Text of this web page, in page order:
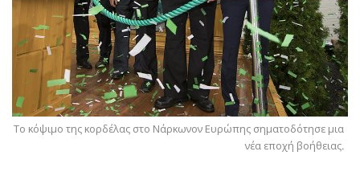
Το κόψιμο της κορδέλας στο Νάρκωνον Ευρώπης σηματοδότησε μια
νέα εποχή βοήθειας.